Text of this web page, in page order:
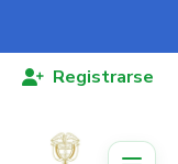
Registrarse